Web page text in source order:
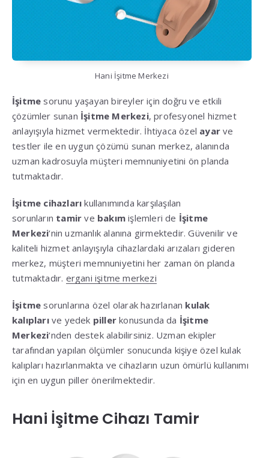
Hani İşitme Merkezi
İşitme sorunu yaşayan bireyler için doğru ve etkili
çözümler sunan İşitme Merkezi, profesyonel hizmet
anlayışıyla hizmet vermektedir. İhtiyaca özel ayar ve
testler ile en uygun çözümü sunan merkez, alanında
uzman kadrosuyla müşteri memnuniyetini ön planda
tutmaktadır.
İşitme cihazları kullanımında karşılaşılan
sorunların tamir ve bakım işlemleri de İşitme
Merkezi‘nin uzmanlık alanına girmektedir. Güvenilir ve
kaliteli hizmet anlayışıyla cihazlardaki arızaları gideren
merkez, müşteri memnuniyetini her zaman ön planda
tutmaktadır. ergani işitme merkezi
İşitme sorunlarına özel olarak hazırlanan kulak
kalıplarıve yedek piller konusunda da İşitme
Merkezi‘nden destek alabilirsiniz. Uzman ekipler
tarafından yapılan ölçümler sonucunda kişiye özel kulak
kalıpları hazırlanmakta ve cihazların uzun ömürlü kullanımı
için en uygun piller önerilmektedir.
Hani İşitme Cihazı Tamir